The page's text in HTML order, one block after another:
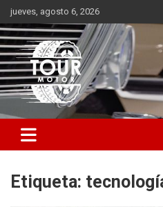
Saltar
al
contenido
jueves, agosto 6, 2026
Tour Motor
Plataforma de contenido
Etiqueta: